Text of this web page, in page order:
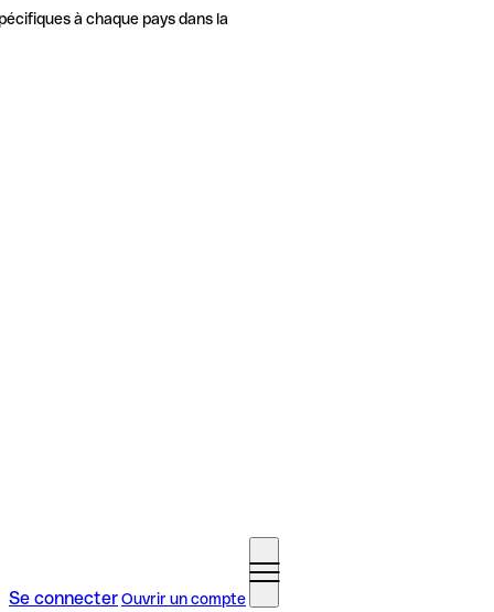
à chaque pays dans la
Se connecterOuvrir un compte